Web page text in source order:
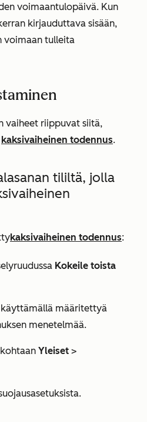
voimaantulopäivä. Kun
kirjauduttava sisään,
voimaan tulleita
vaiheet riippuvat siitä,
kaksivaiheinen todennus.
tililtä, jolla
kaksivaiheinen todennus:
Kokeile toista
määritettyä
menetelmää.
Yleiset >